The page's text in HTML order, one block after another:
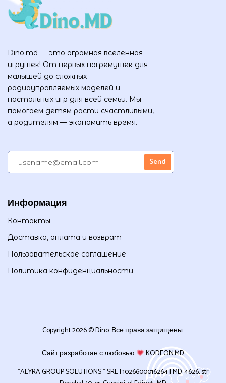
Dino.md — это огромная вселенная
игрушек! От первых погремушек для
малышей до сложных
радиоуправляемых моделей и
настольных игр для всей семьи. Мы
помогаем детям расти счастливыми,
а родителям — экономить время.
Информация
Контакты
Доставка, оплата и возврат
Пользовательское соглашение
Политика конфиденциальности
Copyright 2026 © Dino. Все права защищены.
Сайт разработан с любовью
KODEON.MD
”ALYRA GROUP SOLUTIONS ” SRL | 1026600016264 | MD-4626, str